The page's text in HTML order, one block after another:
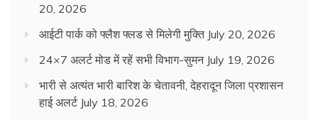
20, 2026
आईटी पार्क को फ्लैश फ्लड से मिलेगी मुक्ति July 20, 2026
24×7 अलर्ट मोड में रहें सभी विभाग-सुमन July 19, 2026
भारी से अत्यंत भारी बारिश के चेतावनी, देहरादून जिला प्रशासन
हाई अलर्ट July 18, 2026